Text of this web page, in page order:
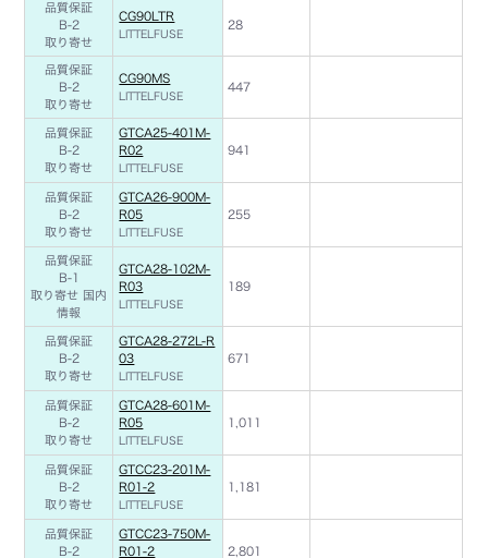
品質保証
B-2
取り寄せ
CG90LTR
LITTELFUSE
28
品質保証
B-2
取り寄せ
CG90MS
LITTELFUSE
447
品質保証
B-2
取り寄せ
GTCA25-401M-
R02
LITTELFUSE
941
品質保証
B-2
取り寄せ
GTCA26-900M-
R05
LITTELFUSE
255
品質保証
B-1
取り寄せ 国内
情報
GTCA28-102M-
R03
LITTELFUSE
189
品質保証
B-2
取り寄せ
GTCA28-272L-R
03
LITTELFUSE
671
品質保証
B-2
取り寄せ
GTCA28-601M-
R05
LITTELFUSE
1,011
品質保証
B-2
取り寄せ
GTCC23-201M-
R01-2
LITTELFUSE
1,181
品質保証
B-2
GTCC23-750M-
R01-2
2,801